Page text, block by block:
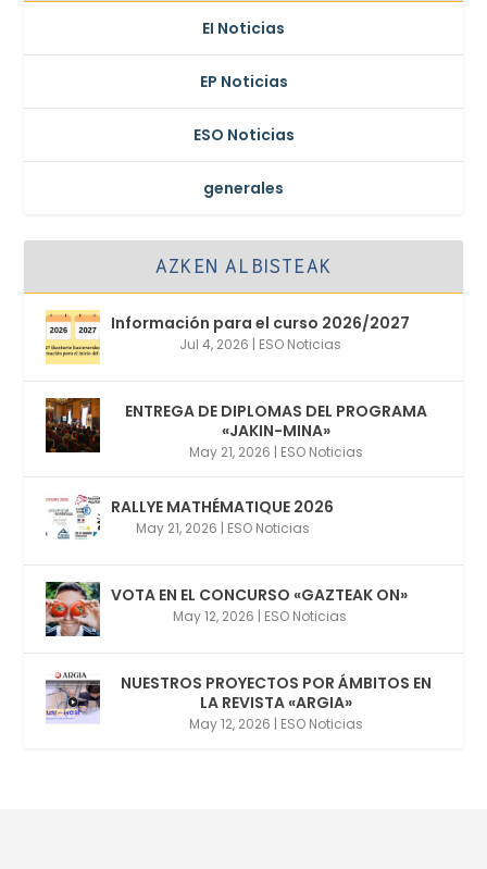
EI Noticias
EP Noticias
ESO Noticias
generales
AZKEN ALBISTEAK
Información para el curso 2026/2027
Jul 4, 2026 | ESO Noticias
ENTREGA DE DIPLOMAS DEL PROGRAMA
«JAKIN-MINA»
May 21, 2026 | ESO Noticias
RALLYE MATHÉMATIQUE 2026
May 21, 2026 | ESO Noticias
VOTA EN EL CONCURSO «GAZTEAK ON»
May 12, 2026 | ESO Noticias
NUESTROS PROYECTOS POR ÁMBITOS EN
LA REVISTA «ARGIA»
May 12, 2026 | ESO Noticias